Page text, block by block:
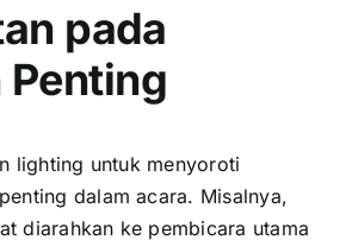
pada
lighting untuk menyoroti
dalam acara. Misalnya,
diarahkan ke pembicara utama